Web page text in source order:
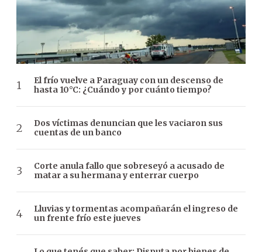
El frío vuelve a Paraguay con un descenso de
hasta 10°C: ¿Cuándo y por cuánto tiempo?
Dos víctimas denuncian que les vaciaron sus
cuentas de un banco
Corte anula fallo que sobreseyó a acusado de
matar a su hermana y enterrar cuerpo
Lluvias y tormentas acompañarán el ingreso de
un frente frío este jueves